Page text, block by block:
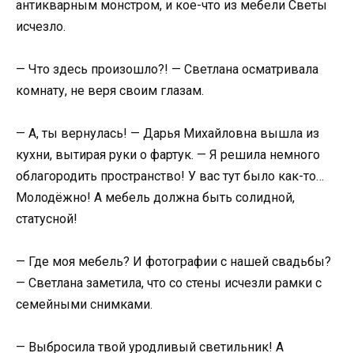
антикварным монстром, и кое-что из мебели Светы
исчезло.
— Что здесь произошло?! — Светлана осматривала
комнату, не веря своим глазам.
— А, ты вернулась! — Дарья Михайловна вышла из
кухни, вытирая руки о фартук. — Я решила немного
облагородить пространство! У вас тут было как-то…
Молодёжно! А мебель должна быть солидной,
статусной!
— Где моя мебель? И фотографии с нашей свадьбы?
— Светлана заметила, что со стены исчезли рамки с
семейными снимками.
— Выбросила твой уродливый светильник! А